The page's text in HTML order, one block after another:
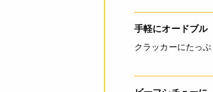
ご利用方法
手軽にオードブル
クラッカーにたっ